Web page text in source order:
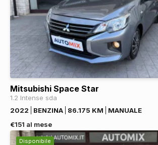
Mitsubishi Space Star
1.2 Intense sda
2022
BENZINA 86.175 KM
MANUALE
€151 al mese
Disponibile